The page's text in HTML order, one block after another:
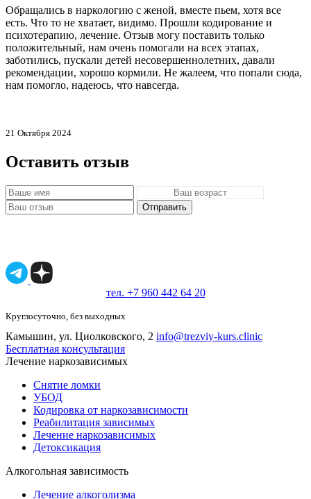
Обращались в наркологию с женой, вместе пьем, хотя все
есть. Что то не хватает, видимо. Прошли кодирование и
психотерапию, лечение. Отзыв могу поставить только
положительный, нам очень помогали на всех этапах,
заботились, пускали детей несовершеннолетних, давали
рекомендации, хорошо кормили. Не жалеем, что попали сюда,
нам помогло, надеюсь, что навсегда.
21 Октября 2024
Оставить отзыв
Отправить
тел. +7 960 442 64 20
Круглосуточно, без выходных
Камышин, ул. Циолковского, 2 info@trezviy-kurs.clinic
Бесплатная консультация
Лечение наркозависимых
Снятие ломки
УБОД
Кодировка от наркозависимости
Реабилитация зависимых
Лечение наркозависимых
Детоксикация
Алкогольная зависимость
Лечение алкоголизма